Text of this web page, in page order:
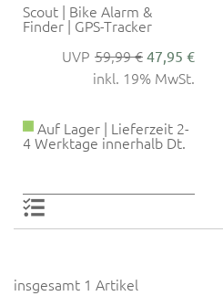
Scout | Bike Alarm &
Finder | GPS-Tracker
59,99 € 47,95 €
inkl. 19% MwSt.
Auf Lager | Lieferzeit 2-
4 Werktage innerhalb Dt.
insgesamt 1 Artikel